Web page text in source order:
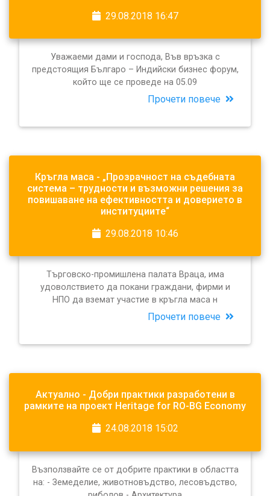
29.08.2018 16:47
Уважаеми дами и господа, Във връзка с
предстоящия Българо – Индийски бизнес форум,
който ще се проведе на 05.09
Прочети повече
Кръгла маса - „Прозрачност на съдебната
система – трудности и възможни решения за
повишаване на ефективността и доверието в
институциите“
29.08.2018 10:46
Търговско-промишлена палата Враца, има
удоволствието да покани граждани, фирми и
НПО да вземат участие в кръгла маса н
Прочети повече
Актуално - Добри практики разработени в
рамките на проект Heritage for RO-BG Economy
24.08.2018 15:02
Възползвайте се от добрите практики в областта
на: - Земеделие, животновъдство, лесовъдство,